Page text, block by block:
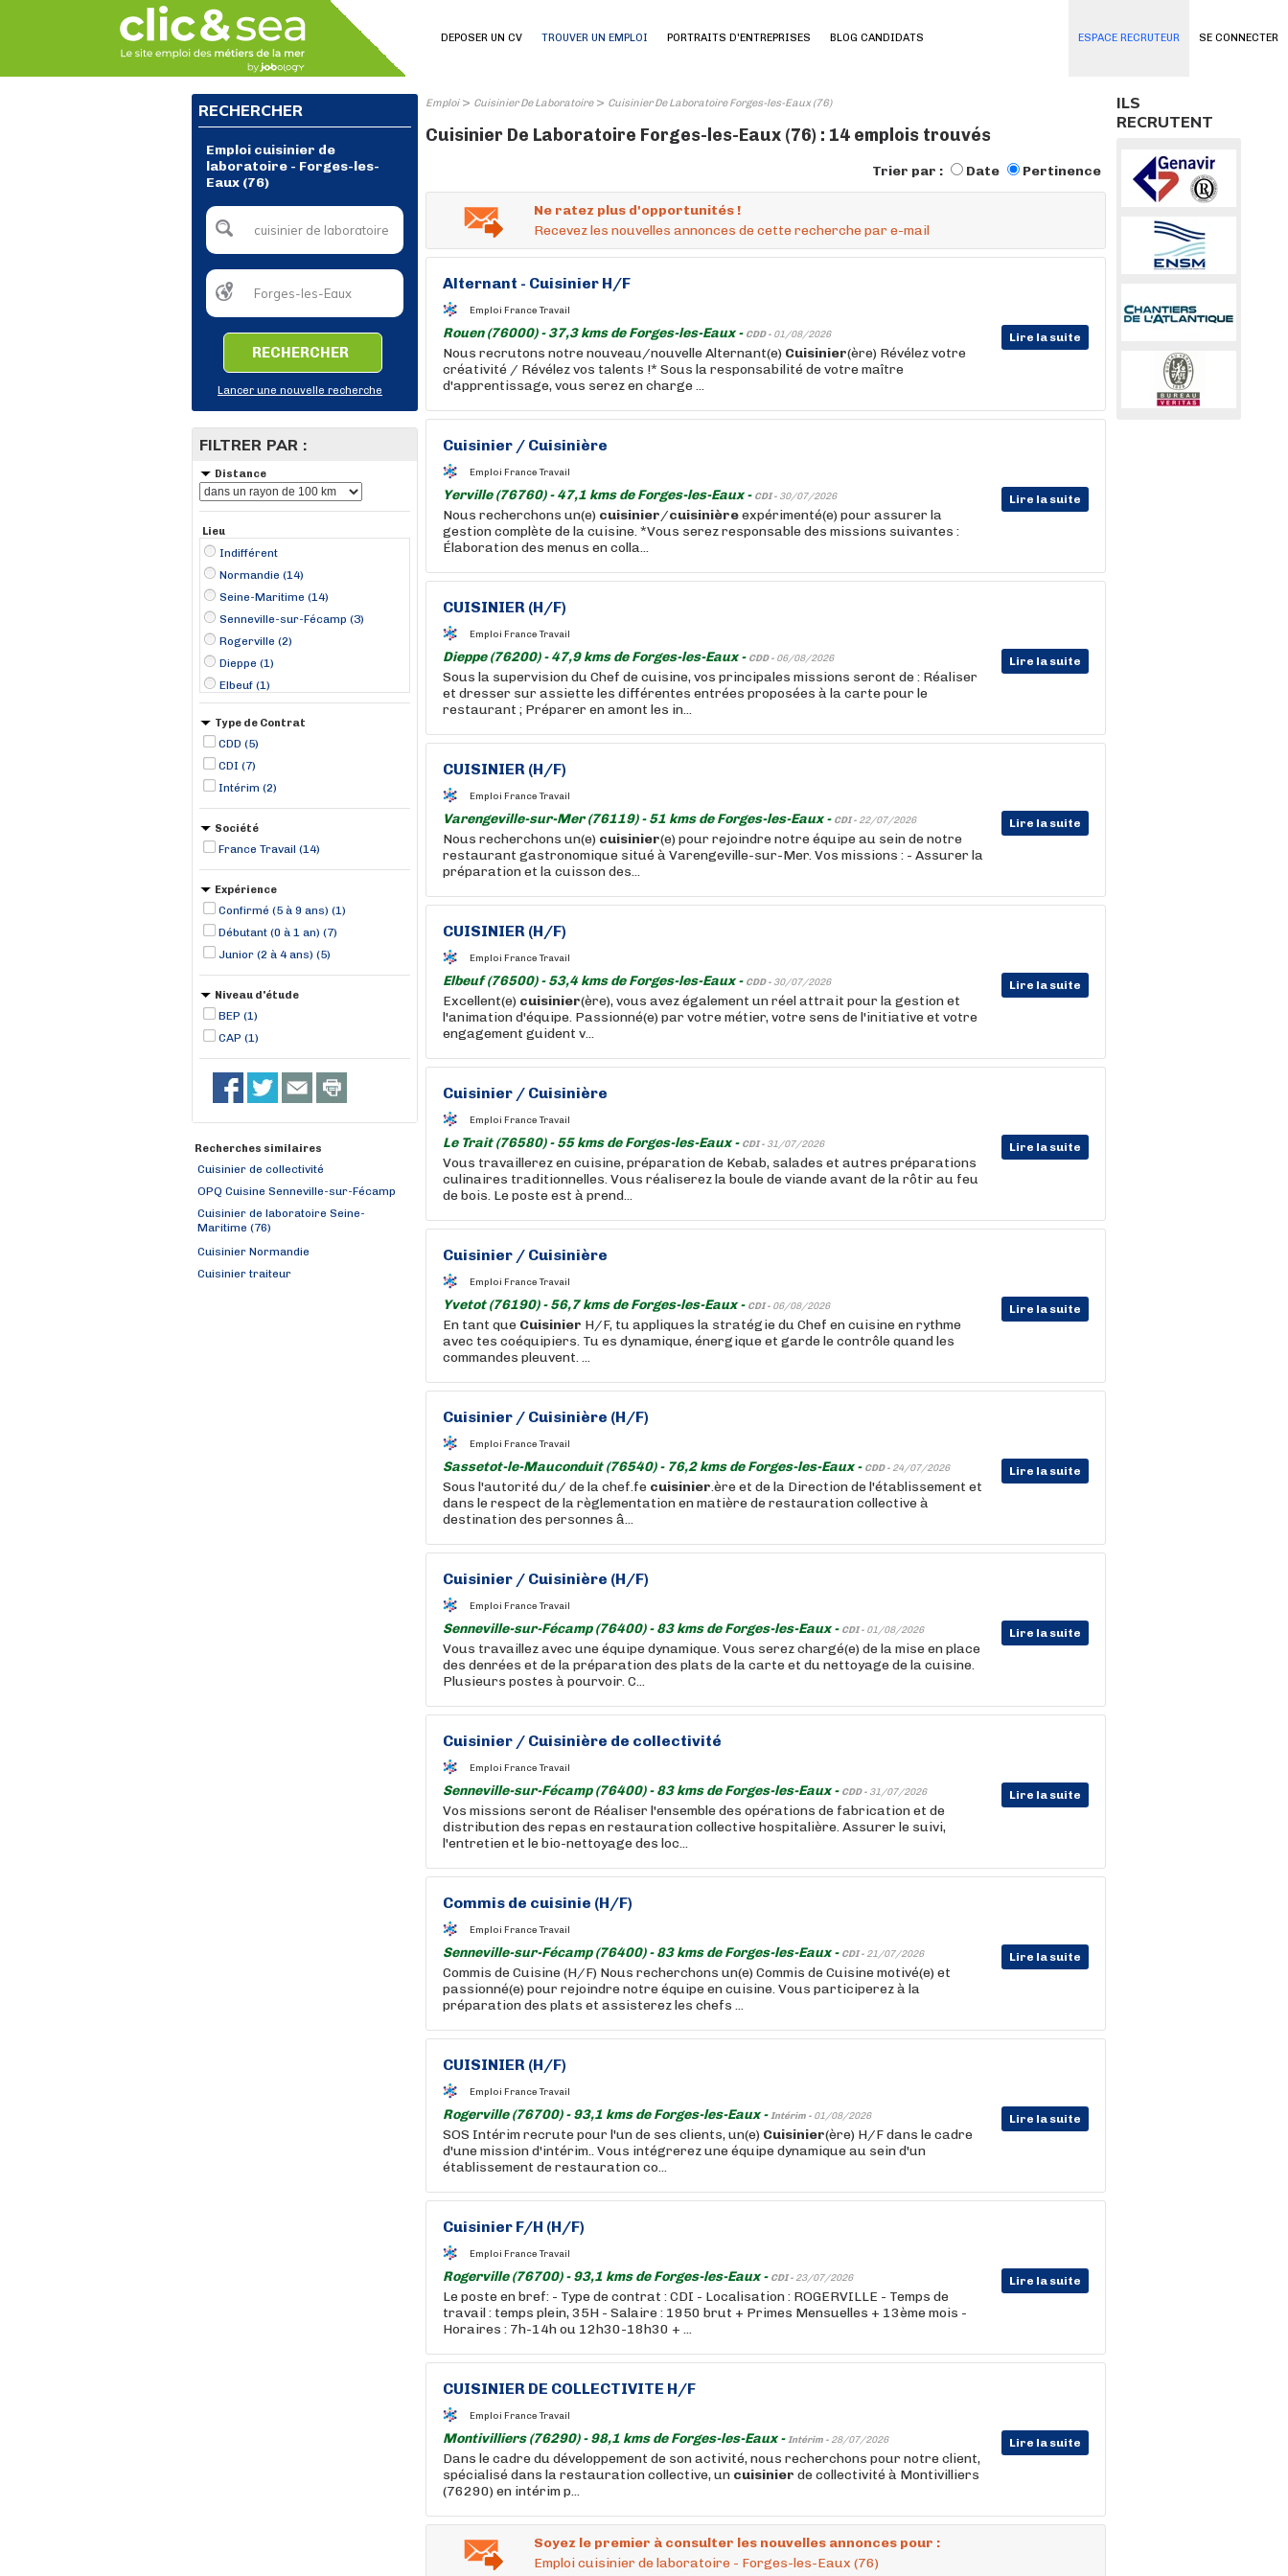
SE CONNECTER
DEPOSER UN CV TROUVER UN EMPLOI PORTRAITS D'ENTREPRISES BLOG CANDIDATS ESPACE RECRUTEUR
RECHERCHER
Emploi cuisinier de
laboratoire - Forges-les-
Eaux (76)
RECHERCHER
Lancer une nouvelle recherche
FILTRER PAR :
Distance
Lieu
Indifférent
Normandie (14)
Seine-Maritime (14)
Senneville-sur-Fécamp (3)
Rogerville (2)
Dieppe (1)
Elbeuf (1)
Le Trait (1)
Montivilliers (1)
Rouen (1)
Sassetot-le-Mauconduit (1)
Varengeville-sur-Mer (1)
Type de Contrat
CDD (5)
CDI (7)
Intérim (2)
Société
France Travail (14)
Expérience
Confirmé (5 à 9 ans) (1)
Débutant (0 à 1 an) (7)
Junior (2 à 4 ans) (5)
Niveau d'étude
BEP (1)
CAP (1)
Recherches similaires
Cuisinier de collectivité
OPQ Cuisine Senneville-sur-Fécamp
Cuisinier de laboratoire Seine-
Maritime (76)
Cuisinier Normandie
Cuisinier traiteur
Emploi> Cuisinier De Laboratoire> Cuisinier De Laboratoire Forges-les-Eaux (76)
Cuisinier De Laboratoire Forges-les-Eaux (76) : 14 emplois trouvés
Trier par : Date Pertinence
Ne ratez plus d'opportunités !
Recevez les nouvelles annonces de cette recherche par e-mail
Alternant - Cuisinier H/F
Emploi France Travail
Rouen (76000) - 37,3 kms de Forges-les-Eaux - CDD - 01/08/2026 Lire la suite
Nous recrutons notre nouveau/nouvelle Alternant(e) Cuisinier(ère) Révélez votre
créativité / Révélez vos talents !* Sous la responsabilité de votre maître
d'apprentissage, vous serez en charge ...
Cuisinier / Cuisinière
Emploi France Travail
Yerville (76760) - 47,1 kms de Forges-les-Eaux - CDI - 30/07/2026 Lire la suite
Nous recherchons un(e) cuisinier/cuisinièreexpérimenté(e) pour assurer la
gestion complète de la cuisine. *Vous serez responsable des missions suivantes :
Élaboration des menus en colla...
CUISINIER (H/F)
Emploi France Travail
Dieppe (76200) - 47,9 kms de Forges-les-Eaux - CDD - 06/08/2026 Lire la suite
Sous la supervision du Chef de cuisine, vos principales missions seront de : Réaliser
et dresser sur assiette les différentes entrées proposées à la carte pour le
restaurant ; Préparer en amont les in...
CUISINIER (H/F)
Emploi France Travail
Varengeville-sur-Mer (76119) - 51 kms de Forges-les-Eaux - CDI - 22/07/2026 Lire la suite
Nous recherchons un(e) cuisinier(e) pour rejoindre notre équipe au sein de notre
restaurant gastronomique situé à Varengeville-sur-Mer. Vos missions : - Assurer la
préparation et la cuisson des...
CUISINIER (H/F)
Emploi France Travail
Elbeuf (76500) - 53,4 kms de Forges-les-Eaux - CDD - 30/07/2026 Lire la suite
Excellent(e) cuisinier(ère), vous avez également un réel attrait pour la gestion et
l'animation d'équipe. Passionné(e) par votre métier, votre sens de l'initiative et votre
engagement guident v...
Cuisinier / Cuisinière
Emploi France Travail
Le Trait (76580) - 55 kms de Forges-les-Eaux - CDI - 31/07/2026 Lire la suite
Vous travaillerez en cuisine, préparation de Kebab, salades et autres préparations
culinaires traditionnelles. Vous réaliserez la boule de viande avant de la rôtir au feu
de bois. Le poste est à prend...
Cuisinier / Cuisinière
Emploi France Travail
Yvetot (76190) - 56,7 kms de Forges-les-Eaux - CDI - 06/08/2026 Lire la suite
En tant que Cuisinier H/F, tu appliques la stratégie du Chef en cuisine en rythme
avec tes coéquipiers. Tu es dynamique, énergique et garde le contrôle quand les
commandes pleuvent. ...
Cuisinier / Cuisinière (H/F)
Emploi France Travail
Sassetot-le-Mauconduit (76540) - 76,2 kms de Forges-les-Eaux - CDD - 24/07/2026 Lire la suite
Sous l'autorité du/ de la chef.fe cuisinier.ère et de la Direction de l'établissement et
dans le respect de la règlementation en matière de restauration collective à
destination des personnes â...
Cuisinier / Cuisinière (H/F)
Emploi France Travail
Senneville-sur-Fécamp (76400) - 83 kms de Forges-les-Eaux - CDI - 01/08/2026 Lire la suite
Vous travaillez avec une équipe dynamique. Vous serez chargé(e) de la mise en place
des denrées et de la préparation des plats de la carte et du nettoyage de la cuisine.
Plusieurs postes à pourvoir. C...
Cuisinier / Cuisinière de collectivité
Emploi France Travail
Senneville-sur-Fécamp (76400) - 83 kms de Forges-les-Eaux - CDD - 31/07/2026 Lire la suite
Vos missions seront de Réaliser l'ensemble des opérations de fabrication et de
distribution des repas en restauration collective hospitalière. Assurer le suivi,
l'entretien et le bio-nettoyage des loc...
Commis de cuisinie (H/F)
Emploi France Travail
Senneville-sur-Fécamp (76400) - 83 kms de Forges-les-Eaux - CDI - 21/07/2026 Lire la suite
Commis de Cuisine (H/F) Nous recherchons un(e) Commis de Cuisine motivé(e) et
passionné(e) pour rejoindre notre équipe en cuisine. Vous participerez à la
préparation des plats et assisterez les chefs ...
CUISINIER (H/F)
Emploi France Travail
Rogerville (76700) - 93,1 kms de Forges-les-Eaux -Intérim - 01/08/2026 Lire la suite
SOS Intérim recrute pour l'un de ses clients, un(e) Cuisinier(ère) H/F dans le cadre
d'une mission d'intérim.. Vous intégrerez une équipe dynamique au sein d'un
établissement de restauration co...
Cuisinier F/H (H/F)
Emploi France Travail
Rogerville (76700) - 93,1 kms de Forges-les-Eaux - CDI - 23/07/2026 Lire la suite
Le poste en bref: - Type de contrat : CDI - Localisation : ROGERVILLE - Temps de
travail : temps plein, 35H - Salaire : 1950 brut + Primes Mensuelles + 13ème mois -
Horaires : 7h-14h ou 12h30-18h30 + ...
CUISINIER DE COLLECTIVITE H/F
Emploi France Travail
Montivilliers (76290) - 98,1 kms de Forges-les-Eaux -Intérim - 28/07/2026 Lire la suite
Dans le cadre du développement de son activité, nous recherchons pour notre client,
spécialisé dans la restauration collective, un cuisinier de collectivité à Montivilliers
(76290) en intérim p...
Soyez le premier à consulter les nouvelles annonces pour :
Emploi cuisinier de laboratoire - Forges-les-Eaux (76)
ILS
RECRUTENT